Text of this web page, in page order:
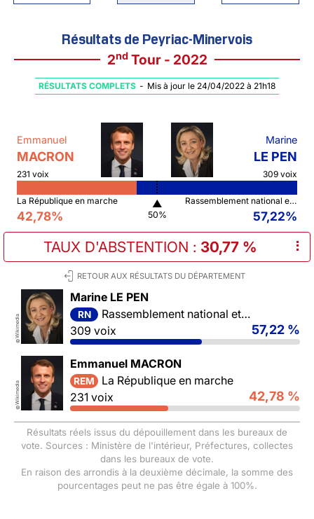
Résultats de Peyriac-Minervois
2ndTour - 2022
RÉSULTATS COMPLETS - Mis à jour le 24/04/2022 à 21h18
Emmanuel
MACRON
231 voix
Marine
LE PEN
309 voix
La République en marche
42,78%
▲
50%
Rassemblement national et ses alliés
57,22%
TAUX D'ABSTENTION : 30,77 % ⠇
RETOUR AUX RÉSULTATS DU DÉPARTEMENT
©
Wikimedia
Marine LE PEN
RN
Rassemblement national et ses alliés
309 voix
57,22 %
©
Wikimedia
Emmanuel MACRON
REM
La République en marche
231 voix
42,78 %
Résultats réels issus du dépouillement dans les bureaux de
vote. Sources : Ministère de l'intérieur, Préfectures, collectes
dans les bureaux de vote.
En raison des arrondis à la deuxième décimale, la somme des
pourcentages peut ne pas être égale à 100%.